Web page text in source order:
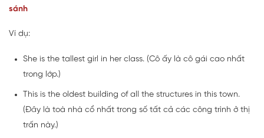
sánh
Ví dụ:
She is the tallest girl in her class. (Cô ấy là cô gái cao nhất
trong lớp.)
This is the oldest building of all the structures in this town.
(Đây là toà nhà cổ nhất trong số tất cả các công trình ở thị
trấn này.)